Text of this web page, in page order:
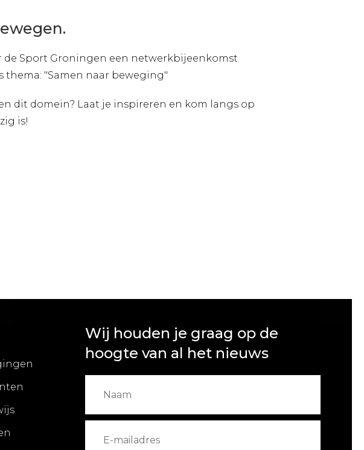
Sport Groningen een netwerkbijeenkomst
thema: "Samen naar beweging"
dit domein? Laat je inspireren en kom langs op
is!
Wij houden je graag op de
hoogte van al het nieuws